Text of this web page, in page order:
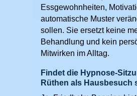
Essgewohnheiten,
automatische Muster
sollen. Sie ersetzt keine
Behandlung und kein
Mitwirken im Alltag.
Findet die Hypnose-
Rüthen als Hausbesuch